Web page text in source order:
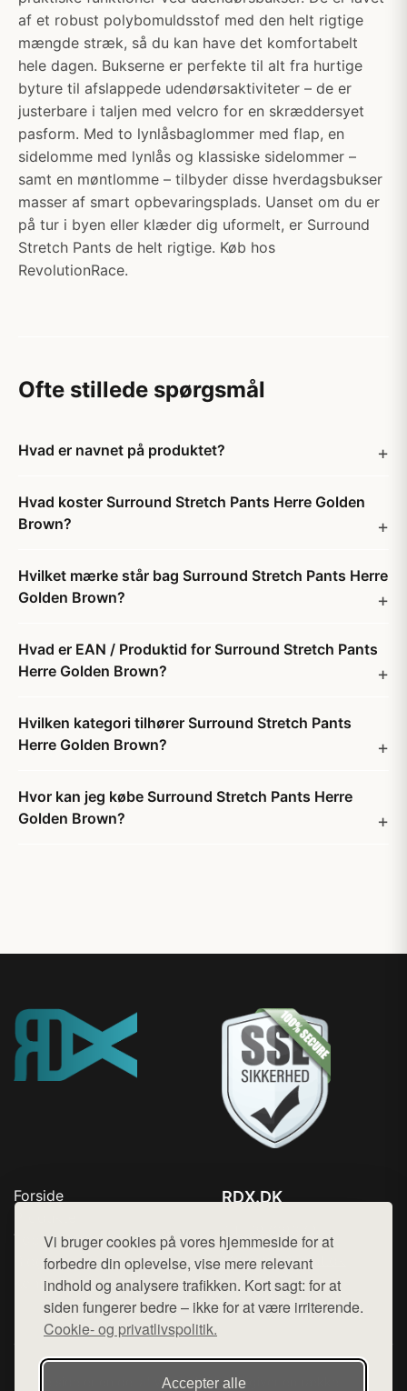
Vi bruger cookies på vores hjemmeside for at
forbedre din oplevelse, vise mere relevant
indhold og analysere trafikken. Kort sagt: for at
siden fungerer bedre – ikke for at være irriterende.
Cookie- og privatlivspolitik.
Accepter alle
af et robust polybomuldsstof med den helt rigtige
mængde stræk, så du kan have det komfortabelt
hele dagen. Bukserne er perfekte til alt fra hurtige
byture til afslappede udendørsaktiviteter – de er
justerbare i taljen med velcro for en skræddersyet
pasform. Med to lynlåsbaglommer med flap, en
sidelomme med lynlås og klassiske sidelommer –
samt en møntlomme – tilbyder disse hverdagsbukser
masser af smart opbevaringsplads. Uanset om du er
på tur i byen eller klæder dig uformelt, er Surround
Stretch Pants de helt rigtige. Køb hos
RevolutionRace.
Ofte stillede spørgsmål
Hvad er navnet på produktet?
Hvad koster Surround Stretch Pants Herre Golden
Brown?
Hvilket mærke står bag Surround Stretch Pants Herre
Golden Brown?
Hvad er EAN / Produktid for Surround Stretch Pants
Herre Golden Brown?
Hvilken kategori tilhører Surround Stretch Pants
Herre Golden Brown?
Hvor kan jeg købe Surround Stretch Pants Herre
Golden Brown?
Forside
Top Rabatter
Blog
Kontakt
RDX.DK
Mail: hej@want.dk
Cookie- og privatlivspolitik
Denne side er en del af want.dk, der udgiver en række